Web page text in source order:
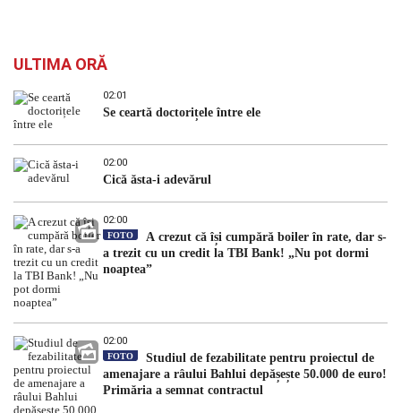
ULTIMA ORĂ
02:01
Se ceartă doctorițele între ele
02:00
Cică ăsta-i adevărul
02:00
FOTO
A crezut că își cumpără boiler în rate, dar s-
a trezit cu un credit la TBI Bank! „Nu pot dormi
noaptea”
02:00
FOTO
Studiul de fezabilitate pentru proiectul de
amenajare a râului Bahlui depășește 50.000 de euro!
Primăria a semnat contractul